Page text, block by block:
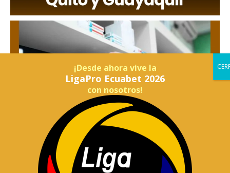
¡Desde ahora vive la
LigaPro Ecuabet 2026
con nosotros!